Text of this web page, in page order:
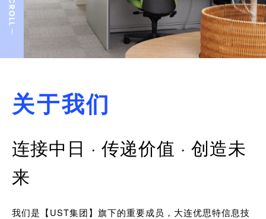
关于我们
连接中日 · 传递价值 · 创造未
来
我们是【UST集团】旗下的重要成员，大连优思特信息技